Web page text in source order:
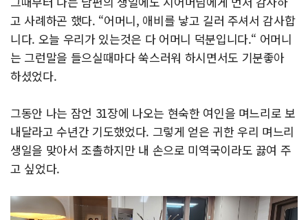
고 사례하곤 했다. “어머니, 애비를 낳고 길러 주셔서 감사합
니다. 오늘 우리가 있는것은 다 어머니 덕분입니다.“ 어머니
는 그런말을 들으실때마다 쑥스러워 하시면서도 기분좋아
하셨었다.
그동안 나는 잠언 31장에 나오는 현숙한 여인을 며느리로 보
내달라고 수년간 기도했었다. 그렇게 얻은 귀한 우리 며느리
생일을 맞아서 조촐하지만 내 손으로 미역국이라도 끓여 주
고 싶었다.